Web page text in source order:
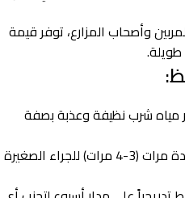
وأصحاب المزارع، توفر قيمة
مياه شرب نظيفة وعذبة بصفة
يُفضل تقسيم الوجبة اليومية إلى عدة مرات (3-4 مرات) للجراء الصغيرة